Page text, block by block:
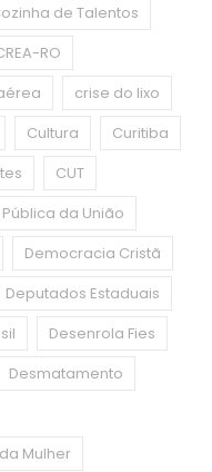
de Talentos
RO
crise do lixo
Cultura
Curitiba
CUT
da União
Democracia Cristã
Deputados Estaduais
Desenrola Fies
Desmatamento
Mulher